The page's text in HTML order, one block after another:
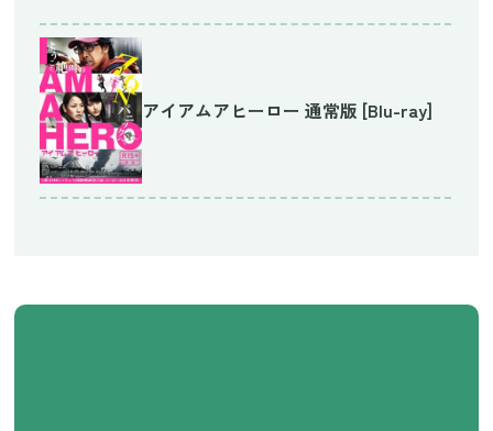
アイアムアヒーロー 通常版 [Blu-ray]